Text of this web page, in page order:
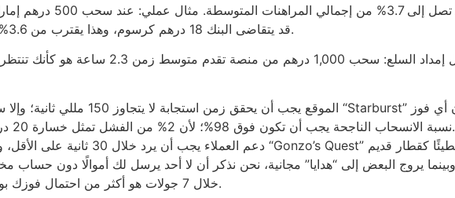
888casino، قد يتقاضى البنك 18 درهم كرسوم، وهذا يقترب من 3.6% من المبلغ الأصلي.
نسبة الانسحاب الناجحة يجب أن تكون فوق 98%؛ لأن 2% من الفشل تمثل خسارة 20 درهم على المتوسط اليومي.
خلال 7 جولات هو أكثر من احتمال فوزك بواحد من 9 أضعاف القمار العادي.